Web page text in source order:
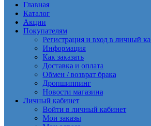
Главная
Каталог
Акции
Покупателям
Регистрация и вход в личный
Информация
Как заказать
Доставка и оплата
Обмен / возврат брака
Дропшиппинг
Новости магазина
Личный кабинет
Войти в личный кабинет
Мои заказы